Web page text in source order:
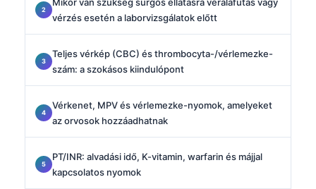
vérzés esetén a laborvizsgálatok előtt
Teljes vérkép (CBC) és thrombocyta-/vérlemezke-
szám: a szokásos kiindulópont
Vérkenet, MPV és vérlemezke-nyomok, amelyeket
az orvosok hozzáadhatnak
PT/INR: alvadási idő, K-vitamin, warfarin és májjal
kapcsolatos nyomok